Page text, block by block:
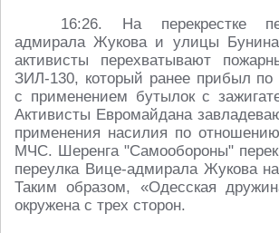
16:26. На перекрестке
адмирала Жукова и улицы Бунина
активисты перехватывают
ЗИЛ-130, который ранее прибыл по
с применением бутылок с
Активисты Евромайдана
применения насилия по
МЧС. Шеренга "Самообороны"
переулка Вице-адмирала Жукова
Таким образом, «Одесская
окружена с трех сторон.